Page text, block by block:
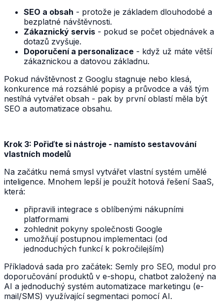
SEO a obsah - protože je základem dlouhodobé a
bezplatné návštěvnosti.
Zákaznický servis - pokud se počet objednávek a
dotazů zvyšuje.
Doporučení a personalizace - když už máte větší
zákaznickou a datovou základnu.
Pokud návštěvnost z Googlu stagnuje nebo klesá,
konkurence má rozsáhlé popisy a průvodce a váš tým
nestíhá vytvářet obsah - pak by první oblastí měla být
SEO a automatizace obsahu.
Krok 3: Pořiďte si nástroje - namísto sestavování
vlastních modelů
Na začátku nemá smysl vytvářet vlastní systém umělé
inteligence. Mnohem lepší je použít hotová řešení SaaS,
která:
připravili integrace s oblíbenými nákupními
platformami
zohlednit pokyny společnosti Google
umožňují postupnou implementaci (od
jednoduchých funkcí k pokročilejším)
Příkladová sada pro začátek: Semly pro SEO, modul pro
doporučování produktů v e-shopu, chatbot založený na
AI a jednoduchý systém automatizace marketingu (e-
mail/SMS) využívající segmentaci pomocí AI.